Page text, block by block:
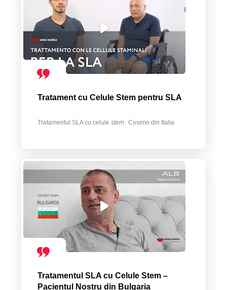
Tratament cu Celule Stem pentru SLA
Tratamentul SLA cu celule stem Cosimo din Italia
Tratamentul SLA cu Celule Stem –
Pacientul Nostru din Bulgaria